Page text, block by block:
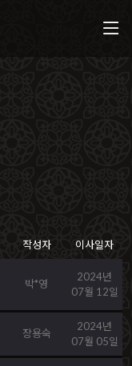
작성자 이사일자
박*영
2024년
07월 12일
장용숙
2024년
07월 05일